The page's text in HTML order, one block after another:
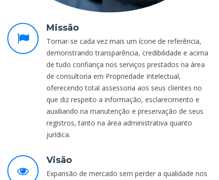
Missão
Tornar-se cada vez mais um ícone de referência,
demonstrando transparência, credibilidade e acima
de tudo confiança nos serviços prestados na área
de consultoria em Propriedade Intelectual,
oferecendo total assessoria aos seus clientes no
que diz respeito a informação, esclarecimento e
auxiliando na manutenção e preservação de seus
registros, tanto na área administrativa quanto
jurídica.
Visão
Expansão de mercado sem perder a qualidade nos